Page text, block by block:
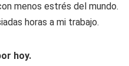
menos estrés del mundo.
horas a mi trabajo.
hoy.